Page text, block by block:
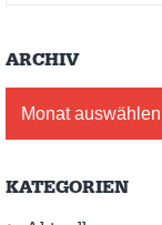
ARCHIV
KATEGORIEN